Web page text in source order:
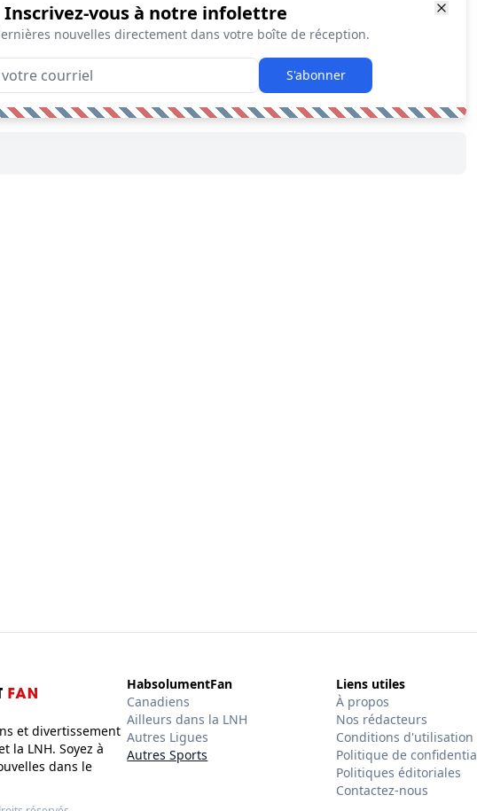
Inscrivez-vous à notre infolettre
nouvelles directement dans votre boîte de réception.
S'abonner
et divertissement
la LNH. Soyez à
dans le
HabsolumentFan
Canadiens
Ailleurs dans la LNH
Autres Ligues
Autres Sports
Liens utiles
À propos
Nos rédacteurs
Conditions d'utilisation
Politique de
Politiques éditoriales
Contactez-nous